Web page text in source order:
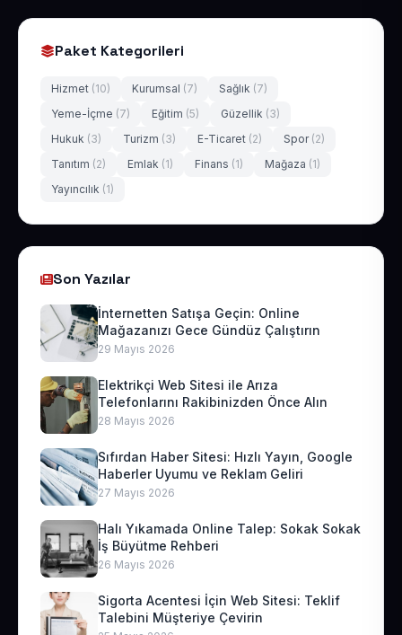
Paket Kategorileri
Hizmet (10) Kurumsal (7) Sağlık (7)
Yeme-İçme (7) Eğitim (5) Güzellik (3)
Hukuk (3) Turizm (3) E-Ticaret (2) Spor (2)
Tanıtım (2) Emlak (1) Finans (1) Mağaza (1)
Yayıncılık (1)
Son Yazılar
İnternetten Satışa Geçin: Online
Mağazanızı Gece Gündüz Çalıştırın
29 Mayıs 2026
Elektrikçi Web Sitesi ile Arıza
Telefonlarını Rakibinizden Önce Alın
28 Mayıs 2026
Sıfırdan Haber Sitesi: Hızlı Yayın, Google
Haberler Uyumu ve Reklam Geliri
27 Mayıs 2026
Halı Yıkamada Online Talep: Sokak Sokak
İş Büyütme Rehberi
26 Mayıs 2026
Sigorta Acentesi İçin Web Sitesi: Teklif
Talebini Müşteriye Çevirin